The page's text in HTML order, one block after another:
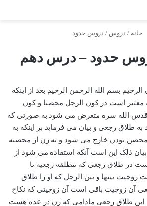
خانه / دروس / دروس حدود
حدود – درس دهم
الرجیم بسم الله الرحمن الرحیم بعد از اینکه
معتبر است در کون الرجل محصنا و کون
قدس الله سره متعرض می شود به صورتی که
طلاق رجعی و بیان می فرماید بر اینکه به
محصن بودن خارج می شود و نه زن از محصنه
ذلک این است آنکه استفاده می شود از
در طلاق رجعی که مطلقه رجعیه تا
بینها و بین الرجل که او را طلاق
آن زوجیت باقی است آن زوجیتی که نکاح
این طلاق رجعی مادامی که زن در عده هست